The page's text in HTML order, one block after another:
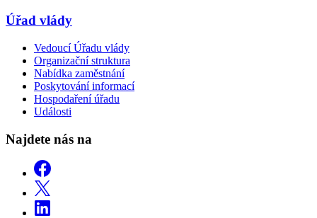
Úřad vlády
Vedoucí Úřadu vlády
Organizační struktura
Nabídka zaměstnání
Poskytování informací
Hospodaření úřadu
Události
Najdete nás na